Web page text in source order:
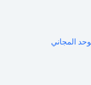
المجاني